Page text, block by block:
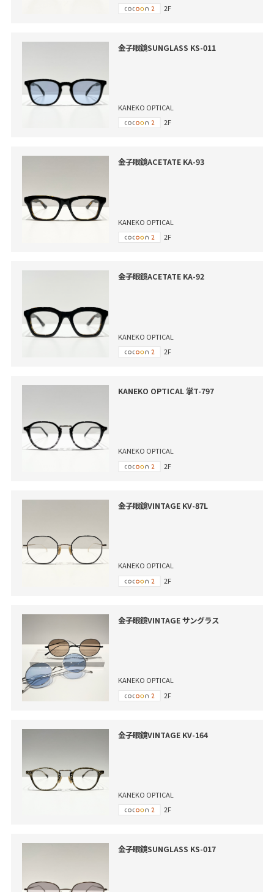
2F
金子眼鏡SUNGLASS KS-011
KANEKO OPTICAL
2F
金子眼鏡ACETATE KA-93
KANEKO OPTICAL
2F
金子眼鏡ACETATE KA-92
KANEKO OPTICAL
2F
KANEKO OPTICAL 掌T-797
KANEKO OPTICAL
2F
金子眼鏡VINTAGE KV-87L
KANEKO OPTICAL
2F
金子眼鏡VINTAGE サングラス
KANEKO OPTICAL
2F
金子眼鏡VINTAGE KV-164
KANEKO OPTICAL
2F
金子眼鏡SUNGLASS KS-017